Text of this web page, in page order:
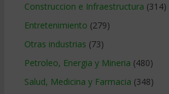
Construccion e Infraestructura (314)
Entretenimiento (279)
Otras industrias (73)
Petroleo, Energia y Mineria (480)
Salud, Medicina y Farmacia (348)